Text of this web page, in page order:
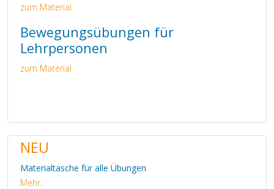
zum Material
Bewegungsübungen für
Lehrpersonen
zum Material
NEU
Materialtasche für alle Übungen
Mehr..